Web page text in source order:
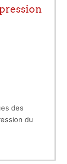
des
du